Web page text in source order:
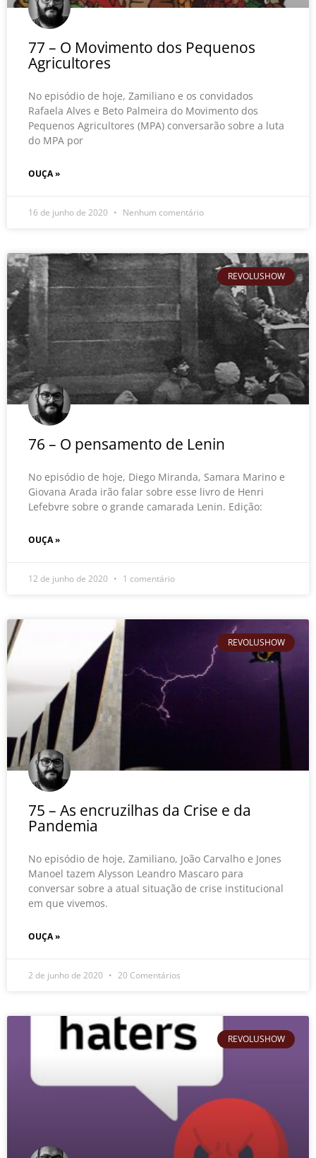
77 – O Movimento dos Pequenos
Agricultores
No episódio de hoje, Zamiliano e os convidados
Rafaela Alves e Beto Palmeira do Movimento dos
Pequenos Agricultores (MPA) conversarão sobre a luta
do MPA por
OUÇA »
16 de junho de 2020 Nenhum comentário
REVOLUSHOW
76 – O pensamento de Lenin
No episódio de hoje, Diego Miranda, Samara Marino e
Giovana Arada irão falar sobre esse livro de Henri
Lefebvre sobre o grande camarada Lenin. Edição:
OUÇA »
12 de junho de 2020 1 comentário
REVOLUSHOW
75 – As encruzilhas da Crise e da
Pandemia
No episódio de hoje, Zamiliano, João Carvalho e Jones
Manoel tazem Alysson Leandro Mascaro para
conversar sobre a atual situação de crise institucional
em que vivemos.
OUÇA »
2 de junho de 2020 20 Comentários
REVOLUSHOW